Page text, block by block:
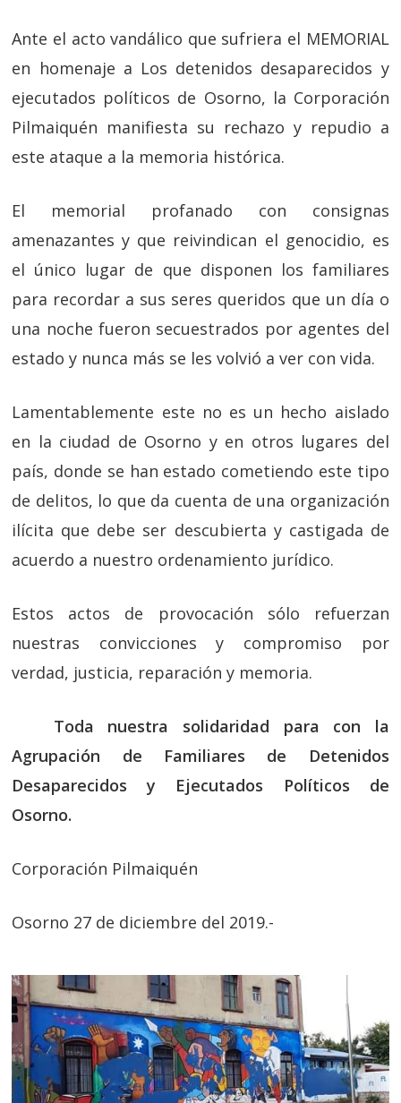
Ante el acto vandálico que sufriera el MEMORIAL
en homenaje a Los detenidos desaparecidos y
ejecutados políticos de Osorno, la Corporación
Pilmaiquén manifiesta su rechazo y repudio a
este ataque a la memoria histórica.
El memorial profanado con consignas
amenazantes y que reivindican el genocidio, es
el único lugar de que disponen los familiares
para recordar a sus seres queridos que un día o
una noche fueron secuestrados por agentes del
estado y nunca más se les volvió a ver con vida.
Lamentablemente este no es un hecho aislado
en la ciudad de Osorno y en otros lugares del
país, donde se han estado cometiendo este tipo
de delitos, lo que da cuenta de una organización
ilícita que debe ser descubierta y castigada de
acuerdo a nuestro ordenamiento jurídico.
Estos actos de provocación sólo refuerzan
nuestras convicciones y compromiso por
verdad, justicia, reparación y memoria.
Toda nuestra solidaridad para con la
Agrupación de Familiares de Detenidos
Desaparecidos y Ejecutados Políticos de
Osorno.
Corporación Pilmaiquén
Osorno 27 de diciembre del 2019.-